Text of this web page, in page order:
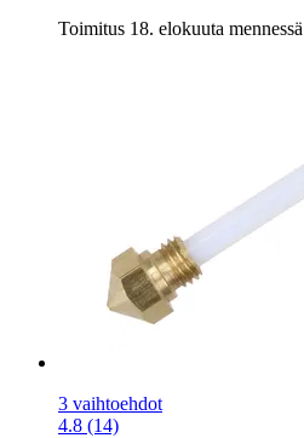
Toimitus 18. elokuuta mennessä
3 vaihtoehdot
4.8 (14)